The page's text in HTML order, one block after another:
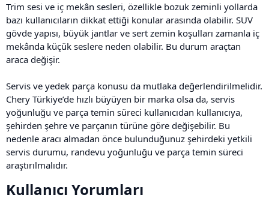
Trim sesi ve iç mekân sesleri, özellikle bozuk zeminli yollarda
bazı kullanıcıların dikkat ettiği konular arasında olabilir. SUV
gövde yapısı, büyük jantlar ve sert zemin koşulları zamanla iç
mekânda küçük seslere neden olabilir. Bu durum araçtan
araca değişir.
Servis ve yedek parça konusu da mutlaka değerlendirilmelidir.
Chery Türkiye’de hızlı büyüyen bir marka olsa da, servis
yoğunluğu ve parça temin süreci kullanıcıdan kullanıcıya,
şehirden şehre ve parçanın türüne göre değişebilir. Bu
nedenle aracı almadan önce bulunduğunuz şehirdeki yetkili
servis durumu, randevu yoğunluğu ve parça temin süreci
araştırılmalıdır.
Kullanıcı Yorumları​